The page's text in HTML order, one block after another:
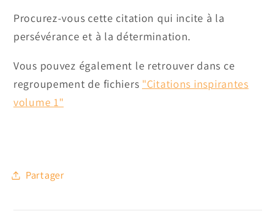
Procurez-vous cette citation qui incite à la
persévérance et à la détermination.
Vous pouvez également le retrouver dans ce
regroupement de fichiers "Citations inspirantes
volume 1"
Partager